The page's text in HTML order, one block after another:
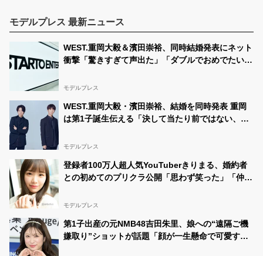
モデルプレス 最新ニュース
WEST.重岡大毅＆濱田崇裕、同時結婚発表にネット
衝撃「驚きすぎて声出た」「ダブルでおめでたい」
モデルプレス
WEST.重岡大毅・濱田崇裕、結婚を同時発表 重岡
は第1子誕生伝える「決して当たり前ではない、尊
モデルプレス
登録者100万人超人気YouTuberきりまる、婚約者
との初めてのプリクラ公開「思わず笑った」「仲良
モデルプレス
第1子出産の元NMB48吉田朱里、娘への“遠隔ご機
嫌取り”ショットが話題「顔が一生懸命で可愛すぎ